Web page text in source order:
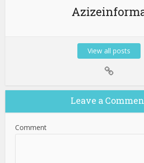
View all posts
Leave a
Comment